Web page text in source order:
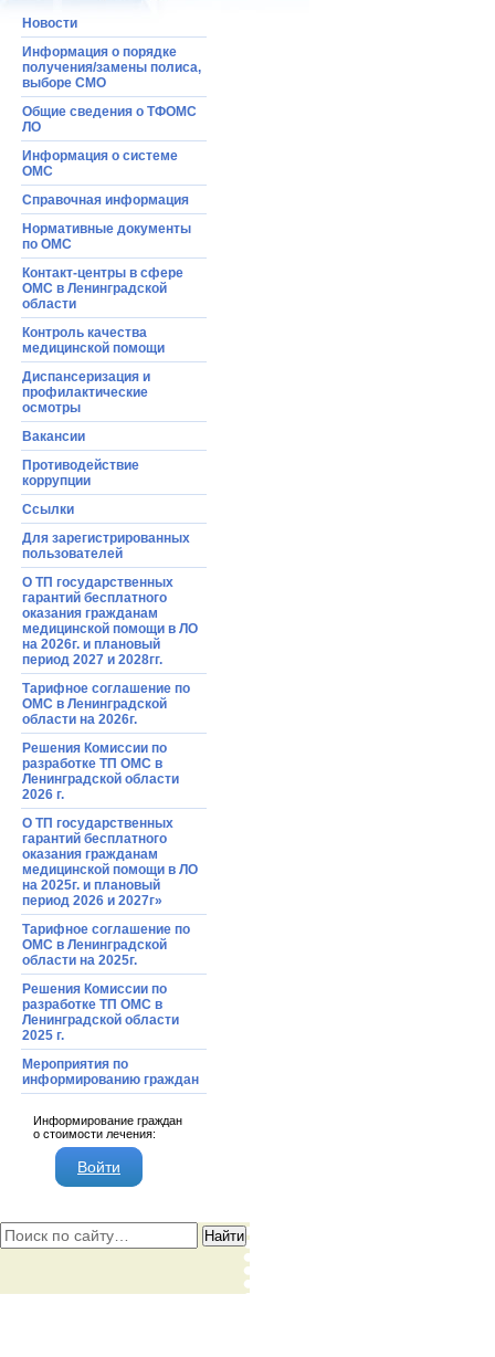
Новости
Информация о порядке
получения/замены полиса,
выборе СМО
Общие сведения о ТФОМС
ЛО
Информация o системе
ОМС
Справочная информация
Нормативные документы
по ОМС
Контакт-центры в сфере
ОМС в Ленинградской
области
Контроль качества
медицинской помощи
Диспансеризация и
профилактические
осмотры
Вакансии
Противодействие
коррупции
Ссылки
Для зарегистрированных
пользователей
О ТП государственных
гарантий бесплатного
оказания гражданам
медицинской помощи в ЛО
на 2026г. и плановый
период 2027 и 2028гг.
Тарифное соглашение по
ОМС в Ленинградской
области на 2026г.
Решения Комиссии по
разработке ТП ОМС в
Ленинградской области
2026 г.
О ТП государственных
гарантий бесплатного
оказания гражданам
медицинской помощи в ЛО
на 2025г. и плановый
период 2026 и 2027г»
Тарифное соглашение по
ОМС в Ленинградской
области на 2025г.
Решения Комиссии по
разработке ТП ОМС в
Ленинградской области
2025 г.
Мероприятия по
информированию граждан
Информирование граждан
о стоимости лечения:
Войти